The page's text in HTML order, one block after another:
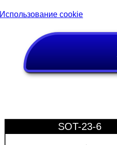
Использование cookie
SOT-23-6